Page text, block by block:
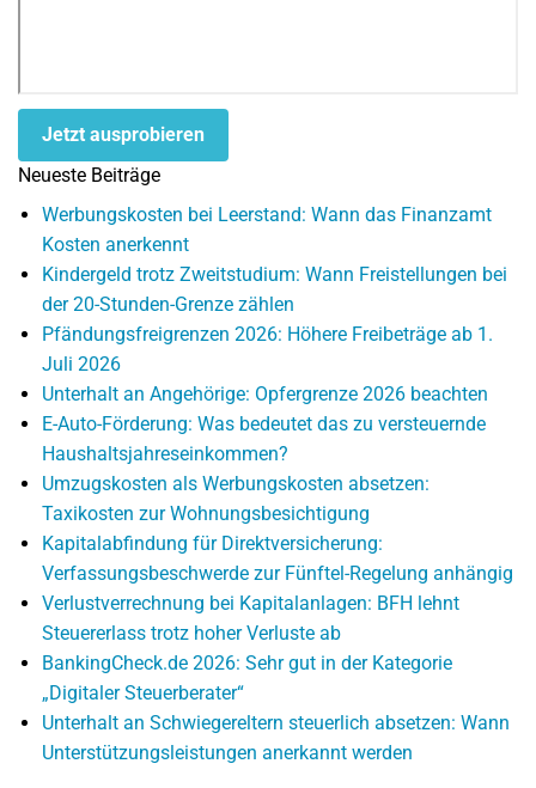
Jetzt ausprobieren
Neueste Beiträge
Werbungskosten bei Leerstand: Wann das Finanzamt
Kosten anerkennt
Kindergeld trotz Zweitstudium: Wann Freistellungen bei
der 20-Stunden-Grenze zählen
Pfändungsfreigrenzen 2026: Höhere Freibeträge ab 1.
Juli 2026
Unterhalt an Angehörige: Opfergrenze 2026 beachten
E-Auto-Förderung: Was bedeutet das zu versteuernde
Haushaltsjahreseinkommen?
Umzugskosten als Werbungskosten absetzen:
Taxikosten zur Wohnungsbesichtigung
Kapitalabfindung für Direktversicherung:
Verfassungsbeschwerde zur Fünftel-Regelung anhängig
Verlustverrechnung bei Kapitalanlagen: BFH lehnt
Steuererlass trotz hoher Verluste ab
BankingCheck.de 2026: Sehr gut in der Kategorie
„Digitaler Steuerberater“
Unterhalt an Schwiegereltern steuerlich absetzen: Wann
Unterstützungsleistungen anerkannt werden